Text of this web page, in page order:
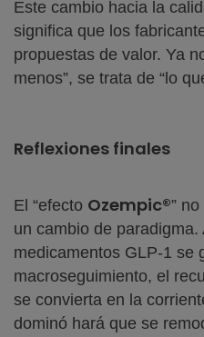
Este cambio hacia la
significa que los
propuestas de valor. Ya
menos”, se trata de “lo
Reflexiones finales
El “efecto Ozempic®”
un cambio de paradigma.
medicamentos GLP-1 se
macroseguimiento, el
se convierta en la
dominó hará que se